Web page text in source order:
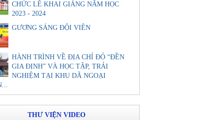
CHỨC LỄ KHAI GIẢNG NĂM HỌC
2023 - 2024
GƯƠNG SÁNG ĐỘI VIÊN
HÀNH TRÌNH VỀ ĐỊA CHỈ ĐỎ “ĐỀN
GIA ĐỊNH” VÀ HỌC TẬP, TRẢI
NGHIỆM TẠI KHU DÃ NGOẠI
THƯ VIỆN VIDEO